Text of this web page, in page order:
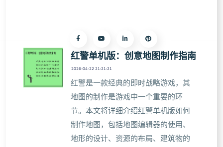
红警单机版：创意地图制作指南
2026-04-22 21:21:21
红警是一款经典的即时战略游戏，其
地图的制作是游戏中一个重要的环
节。本文将详细介绍红警单机版如何
制作地图，包括地图编辑器的使用、
地形的设计、资源的布局、建筑物的